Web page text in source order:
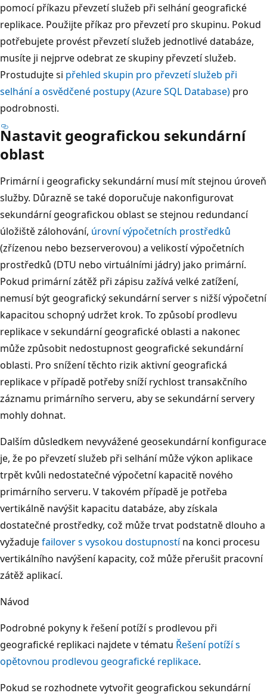
pomocí příkazu převzetí služeb při selhání geografické
replikace. Použijte příkaz pro převzetí pro skupinu. Pokud
potřebujete provést převzetí služeb jednotlivé databáze,
musíte ji nejprve odebrat ze skupiny převzetí služeb.
Prostudujte si přehled skupin pro převzetí služeb při
selhání a osvědčené postupy (Azure SQL Database) pro
podrobnosti.
Nastavit geografickou sekundární
oblast
Primární i geograficky sekundární musí mít stejnou úroveň
služby. Důrazně se také doporučuje nakonfigurovat
sekundární geografickou oblast se stejnou redundancí
úložiště zálohování, úrovní výpočetních prostředků
(zřízenou nebo bezserverovou) a velikostí výpočetních
prostředků (DTU nebo virtuálními jádry) jako primární.
Pokud primární zátěž při zápisu zažívá velké zatížení,
nemusí být geografický sekundární server s nižší výpočetní
kapacitou schopný udržet krok. To způsobí prodlevu
replikace v sekundární geografické oblasti a nakonec
může způsobit nedostupnost geografické sekundární
oblasti. Pro snížení těchto rizik aktivní geografická
replikace v případě potřeby sníží rychlost transakčního
záznamu primárního serveru, aby se sekundární servery
mohly dohnat.
Dalším důsledkem nevyvážené geosekundární konfigurace
je, že po převzetí služeb při selhání může výkon aplikace
trpět kvůli nedostatečné výpočetní kapacitě nového
primárního serveru. V takovém případě je potřeba
vertikálně navýšit kapacitu databáze, aby získala
dostatečné prostředky, což může trvat podstatně dlouho a
vyžadujefailover s vysokou dostupnostína konci procesu
vertikálního navýšení kapacity, což může přerušit pracovní
zátěž aplikací.
Návod
Podrobné pokyny k řešení potíží s prodlevou při
geografické replikaci najdete v tématu Řešení potíží s
opětovnou prodlevou geografické replikace.
Pokud se rozhodnete vytvořit geografickou sekundární